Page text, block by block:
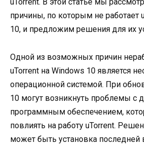
uTorrent. В этой статье мы
причины, по которым не работает
10, и предложим решения для их
Одной из возможных причин
uTorrent на Windows 10 является
операционной системой. При
10 могут возникнуть проблемы с
программным обеспечением,
повлиять на работу uTorrent.
может быть установка последней